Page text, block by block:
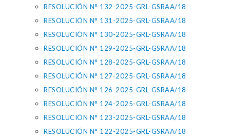
RESOLUCIÓN N° 132-2025-GRL-GSRAA/18
RESOLUCIÓN N° 131-2025-GRL-GSRAA/18
RESOLUCIÓN N° 130-2025-GRL-GSRAA/18
RESOLUCIÓN N° 129-2025-GRL-GSRAA/18
RESOLUCIÓN N° 128-2025-GRL-GSRAA/18
RESOLUCIÓN N° 127-2025-GRL-GSRAA/18
RESOLUCIÓN N° 126-2025-GRL-GSRAA/18
RESOLUCIÓN N° 124-2025-GRL-GSRAA/18
RESOLUCIÓN N° 123-2025-GRL-GSRAA/18
RESOLUCIÓN N° 122-2025-GRL-GSRAA/18